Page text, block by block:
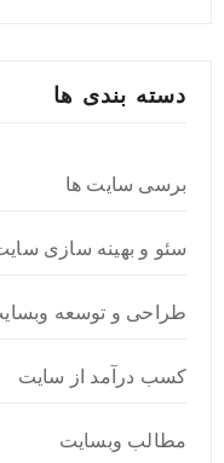
دسته بندی ها
برسی سایت ها
سئو و بهینه سازی
طراحی و توسعه
کسب درآمد از سایت
مطالب وبسایت